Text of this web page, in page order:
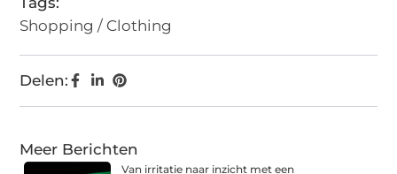
Shopping / Clothing
Delen:
Meer Berichten
Van irritatie naar inzicht met een